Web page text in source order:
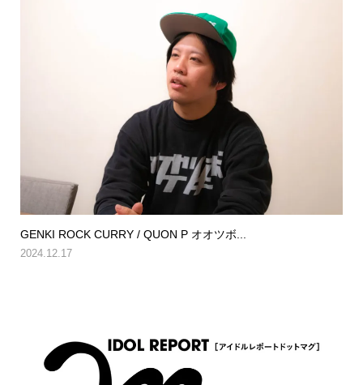
GENKI ROCK CURRY / QUON P オオツボ...
2024.12.17